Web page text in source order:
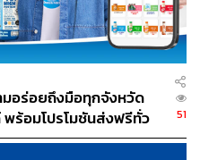
รมทางเทคโนโลยี 88 คดี
(ไม่มีทะเบียน) 28 กระบอก,
ะบอก, เครื่องกระสุนปืน
ด, ยาไอซ์ 196.14 กรัม, เค
รอีน 8.06 กรัม และโคเคน
มอร่อยถึงมือทุกจังหวัด
ร้อมโปรโมชันส่งฟรีทั่ว
งวันถัดไป ส่งสินค้าแบบ
51